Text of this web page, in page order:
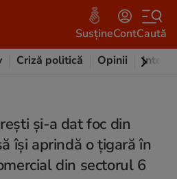
SusțineContCaută
Criză politică Opinii
și-a dat foc din
își aprindă o țigară în
din sectorul 6